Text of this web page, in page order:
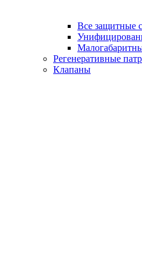
Все защитные
Регенеративные
Клапаны